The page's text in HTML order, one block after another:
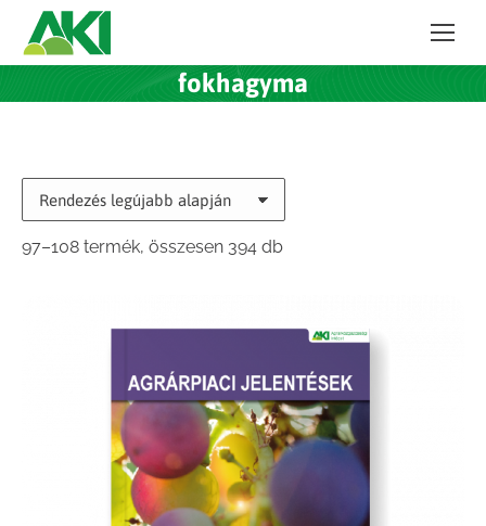
fokhagyma
97–108 termék, összesen 394 dbSorted